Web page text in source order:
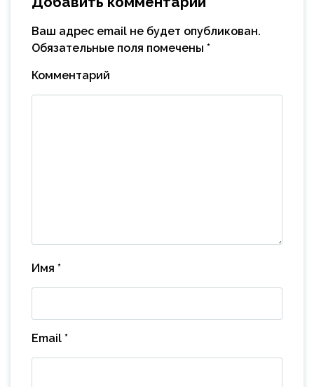
Ваш адрес email не будет опубликован.
Обязательные поля помечены *
Комментарий
Имя *
Email *